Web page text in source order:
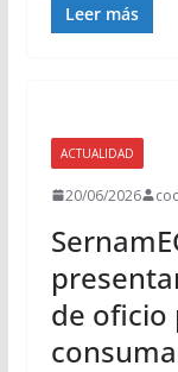
Leer más
ACTUALIDAD
20/06/2026
de oficio